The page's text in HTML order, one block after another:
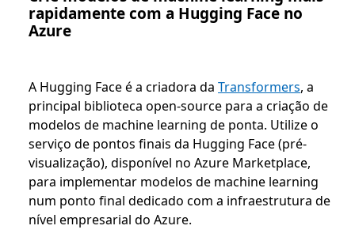
rapidamente com a Hugging Face no
Azure
A Hugging Face é a criadora da Transformers, a
principal biblioteca open-source para a criação de
modelos de machine learning de ponta. Utilize o
serviço de pontos finais da Hugging Face (pré-
visualização), disponível no Azure Marketplace,
para implementar modelos de machine learning
num ponto final dedicado com a infraestrutura de
nível empresarial do Azure.